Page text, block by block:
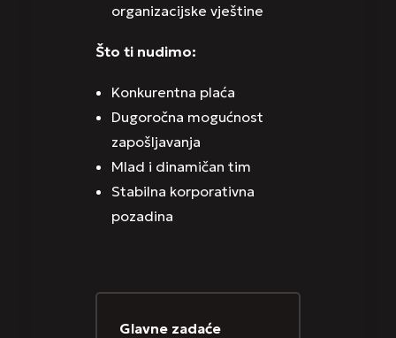
organizacijske vještine
Što ti nudimo:
Konkurentna plaća
Dugoročna mogućnost
zapošljavanja
Mlad i dinamičan tim
Stabilna korporativna
pozadina
Glavne zadaće